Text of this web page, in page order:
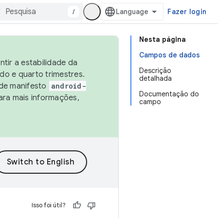
/ Fazer login
Nesta página
Campos de dados
Descrição
detalhada
Documentação do
campo
a estabilidade da
e quarto trimestres.
manifesto
android-
mais informações,
Isso foi útil?